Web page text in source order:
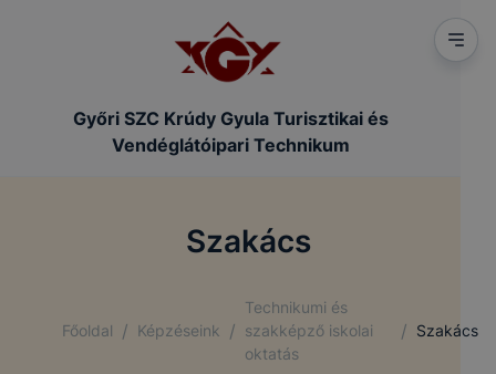
Győri SZC Krúdy Gyula Turisztikai és
Vendéglátóipari Technikum
Szakács
Főoldal / Képzéseink /
Technikumi és
szakképző iskolai
oktatás
/ Szakács